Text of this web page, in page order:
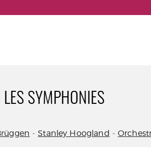
SYMPHONIES
-Stanley Hoogland -